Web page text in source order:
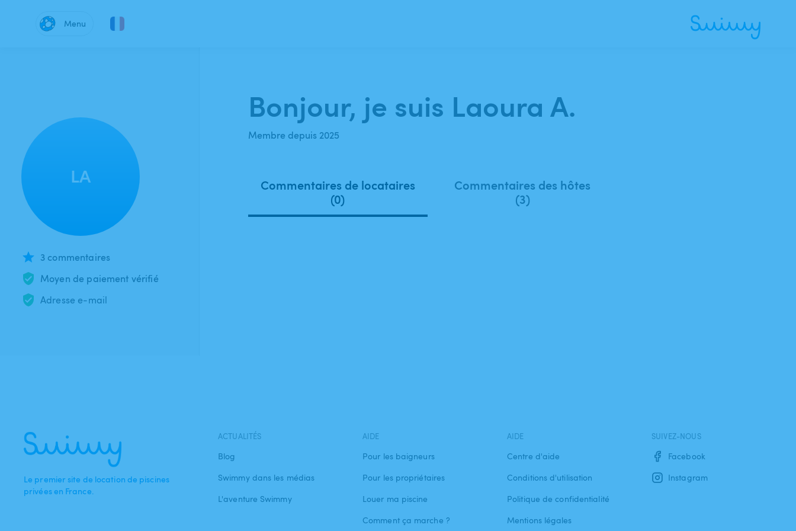
Menu
LA
3 commentaires
Moyen de paiement vérifié
Adresse e-mail
Bonjour, je suis Laoura A.
Membre depuis 2025
Commentaires de locataires
(0)
Commentaires des hôtes
(3)
Le premier site de location de piscines
privées en France.
ACTUALITÉS
Blog
Swimmy dans les médias
L'aventure Swimmy
AIDE
Pour les baigneurs
Pour les propriétaires
Louer ma piscine
Comment ça marche ?
AIDE
Centre d'aide
Conditions d'utilisation
Politique de confidentialité
Mentions légales
SUIVEZ-NOUS
Facebook
Instagram